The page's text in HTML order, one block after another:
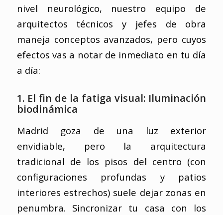
nivel neurológico, nuestro equipo de
arquitectos técnicos y jefes de obra
maneja conceptos avanzados, pero cuyos
efectos vas a notar de inmediato en tu día
a día:
1. El fin de la fatiga visual: Iluminación
biodinámica
Madrid goza de una luz exterior
envidiable, pero la arquitectura
tradicional de los pisos del centro (con
configuraciones profundas y patios
interiores estrechos) suele dejar zonas en
penumbra. Sincronizar tu casa con los